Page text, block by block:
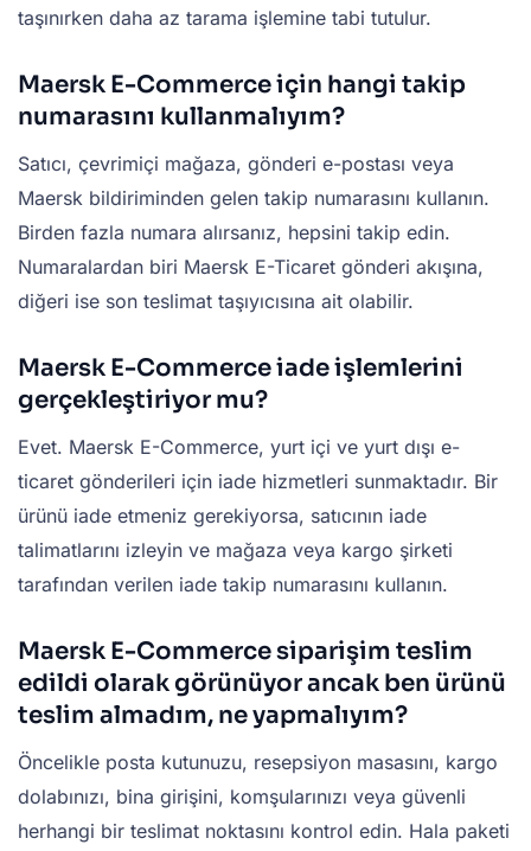
taşınırken daha az tarama işlemine tabi tutulur.
Maersk E-Commerce için hangi takip
numarasını kullanmalıyım?
Satıcı, çevrimiçi mağaza, gönderi e-postası veya
Maersk bildiriminden gelen takip numarasını kullanın.
Birden fazla numara alırsanız, hepsini takip edin.
Numaralardan biri Maersk E-Ticaret gönderi akışına,
diğeri ise son teslimat taşıyıcısına ait olabilir.
Maersk E-Commerce iade işlemlerini
gerçekleştiriyor mu?
Evet. Maersk E-Commerce, yurt içi ve yurt dışı e-
ticaret gönderileri için iade hizmetleri sunmaktadır. Bir
ürünü iade etmeniz gerekiyorsa, satıcının iade
talimatlarını izleyin ve mağaza veya kargo şirketi
tarafından verilen iade takip numarasını kullanın.
Maersk E-Commerce siparişim teslim
edildi olarak görünüyor ancak ben ürünü
teslim almadım, ne yapmalıyım?
Öncelikle posta kutunuzu, resepsiyon masasını, kargo
dolabınızı, bina girişini, komşularınızı veya güvenli
herhangi bir teslimat noktasını kontrol edin. Hala paketi